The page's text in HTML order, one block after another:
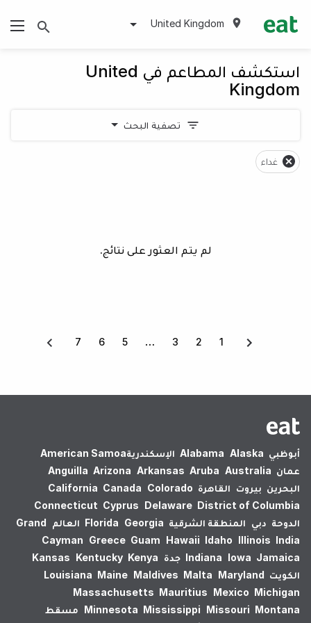
United Kingdom
استكشف المطاعم في United
Kingdom
تصفية البحث
غداء
لم يتم العثور على نتائج.
1
2
3
5
6
7
أبوظبي Alabama Alaska الإسكندرية‎American Samoa
عمان
Anguilla Arizona Arkansas Aruba Australia
البحرين بيروت القاهرة California Canada Colorado
Connecticut Cyprus Delaware District of Columbia
الدوحة دبي المنطقة الشرقية Florida Georgia العالم
Grand
Cayman Greece Guam Hawaii Idaho Illinois India
Indiana Iowa Jamaica جدة Kansas Kentucky Kenya
الكويت
Louisiana Maine Maldives Malta Maryland
Massachusetts Mauritius Mexico Michigan
Minnesota Mississippi Missouri Montana
مسقط